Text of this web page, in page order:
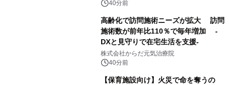
40分前
高齢化で訪問施術ニーズが拡大 訪問
施術数が前年比110％で毎年増加 -
DXと見守りで在宅生活を支援-
株式会社からだ元気治療院
40分前
【保育施設向け】火災で命を奪うの